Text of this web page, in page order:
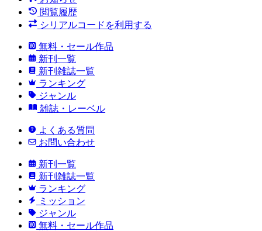
閲覧履歴
シリアルコードを利用する
無料・セール作品
新刊一覧
新刊雑誌一覧
ランキング
ジャンル
雑誌・レーベル
よくある質問
お問い合わせ
新刊一覧
新刊雑誌一覧
ランキング
ミッション
ジャンル
無料・セール作品